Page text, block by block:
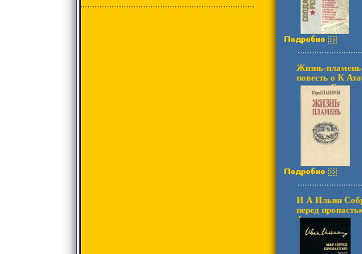
Жизнь-
повесть о К
издание
Издательство:
политической
Твердый
00016-9 инфо
И А Ильин
перед
Аналитические
(1928 - 1941
Собрание
инфо 8687s.